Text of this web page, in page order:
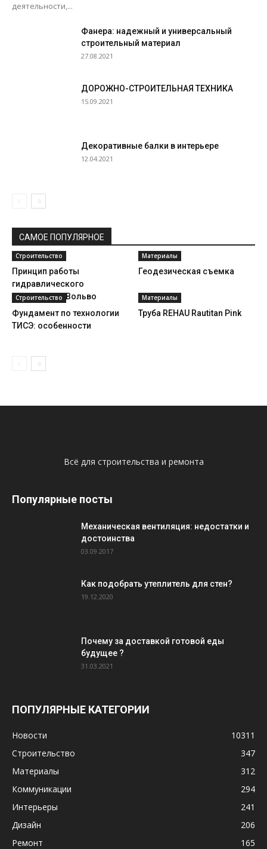
деятельности,...
Фанера: надежный и универсальный
строительный материал
27.08.2021
ДОРОЖНО-СТРОИТЕЛЬНАЯ ТЕХНИКА
15.09.2021
Декоративные балки в интерьере
12.04.2021
САМОЕ ПОПУЛЯРНОЕ
Строительство
Принцип работы
гидравлического
экскаватора Вольво
Материалы
Геодезическая съемка
Строительство
Фундамент по технологии
ТИСЭ: особенности
Материалы
Труба REHAU Rautitan Pink
Всё для строительства и ремонта
Популярные посты
Механическая вентиляция: недостатки и
достоинства
03.09.2017
Как подобрать утеплитель для стен?
19.12.2020
Почему за доставкой готовой еды
будущее ?
31.03.2021
ПОПУЛЯРНЫЕ КАТЕГОРИИ
Новости
10311
Строительство
347
Материалы
312
Коммуникации
294
Интерьеры
241
Дизайн
206
Ремонт
165